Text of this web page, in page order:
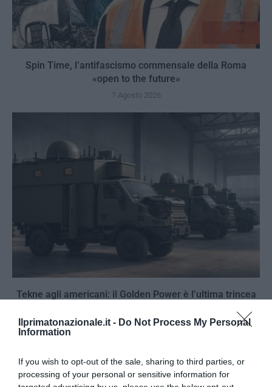
Ilprimatonazionale.it - Do Not Process My Personal
Information
If you wish to opt-out of the sale, sharing to third parties, or
processing of your personal or sensitive information for
Spin Time, l’antifascismo commensale della Roma
«open to the future»
7 Agosto 2026
Tekne agli americani: il Golden Power è l’ultima trincea
7 Agosto 2026